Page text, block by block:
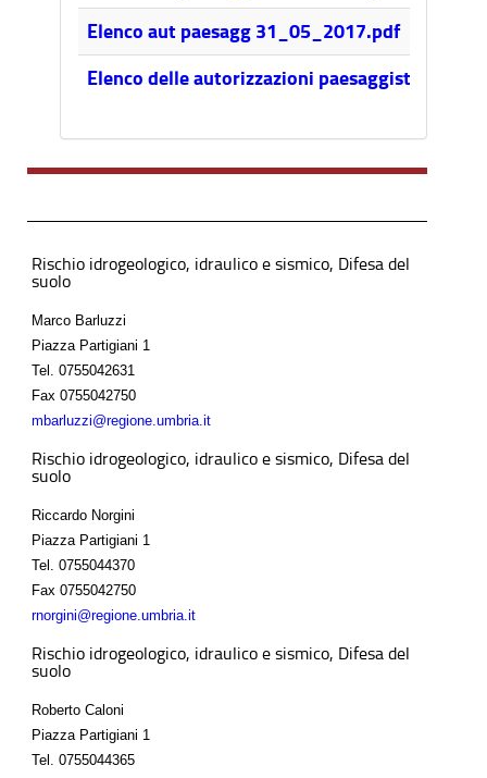
Elenco aut paesagg 31_05_2017.pdf
Elenco delle autorizzazioni paesaggistiche
Rischio idrogeologico, idraulico e sismico, Difesa del
suolo
Marco Barluzzi
Piazza Partigiani 1
Tel. 0755042631
Fax 0755042750
mbarluzzi@regione.umbria.it
Rischio idrogeologico, idraulico e sismico, Difesa del
suolo
Riccardo Norgini
Piazza Partigiani 1
Tel. 0755044370
Fax 0755042750
rnorgini@regione.umbria.it
Rischio idrogeologico, idraulico e sismico, Difesa del
suolo
Roberto Caloni
Piazza Partigiani 1
Tel. 0755044365